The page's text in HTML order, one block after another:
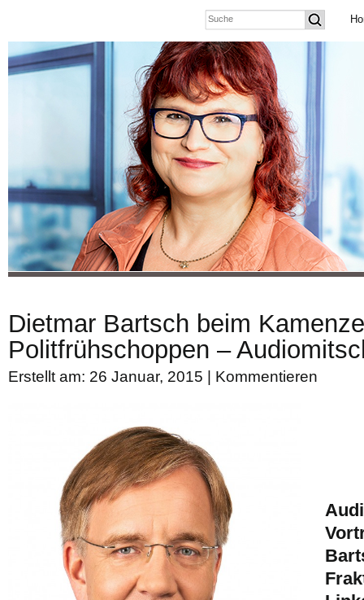
Dietmar Bartsch beim
Politfrühschoppen –
Erstellt am: 26 Januar, 2015 | Kommentieren